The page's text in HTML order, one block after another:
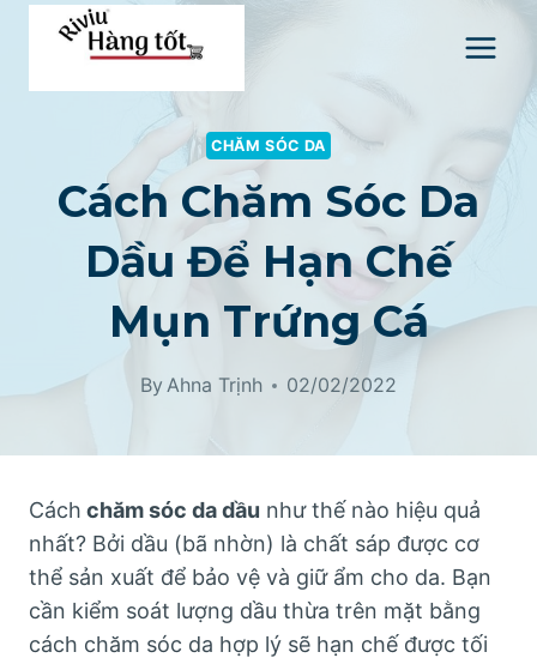
CHĂM SÓC DA
Cách Chăm Sóc Da
Dầu Để Hạn Chế
Mụn Trứng Cá
By Ahna Trịnh 02/02/2022
Cách chăm sóc da dầu như thế nào hiệu quả
nhất? Bởi dầu (bã nhờn) là chất sáp được cơ
thể sản xuất để bảo vệ và giữ ẩm cho da. Bạn
cần kiểm soát lượng dầu thừa trên mặt bằng
cách chăm sóc da hợp lý sẽ hạn chế được tối